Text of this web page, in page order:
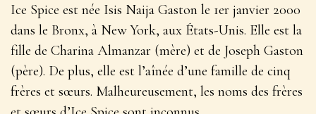
Ice Spice est née Isis Naija Gaston le 1er janvier 2000
dans le Bronx, à New York, aux États-Unis. Elle est la
fille de Charina Almanzar (mère) et de Joseph Gaston
(père). De plus, elle est l’aînée d’une famille de cinq
frères et sœurs. Malheureusement, les noms des frères